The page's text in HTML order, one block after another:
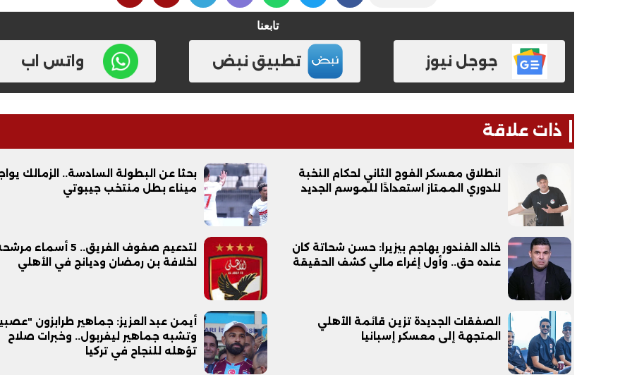
تابعنا
جوجل نيوز تطبيق نبض واتس اب
ذات علاقة
انطلاق معسكر الفوج الثاني لحكام النخبة
للدوري الممتاز استعدادًا للموسم الجديد
بحثا عن البطولة السادسة.. الزمالك
ميناء بطل منتخب جيبوتي
خالد الغندور يهاجم بيزيرا: حسن شحاتة كان
عنده حق.. وأول إغراء مالي كشف الحقيقة
لتدعيم صفوف الفريق.. 5 أسماء
لخلافة بن رمضان وديانج في الأهلي
الصفقات الجديدة تزين قائمة الأهلي
المتجهة إلى معسكر إسبانيا
أيمن عبد العزيز: جماهير طرابزون
وتشبه جماهير ليفربول.. وخبرات صلاح
تؤهله للنجاح في تركيا